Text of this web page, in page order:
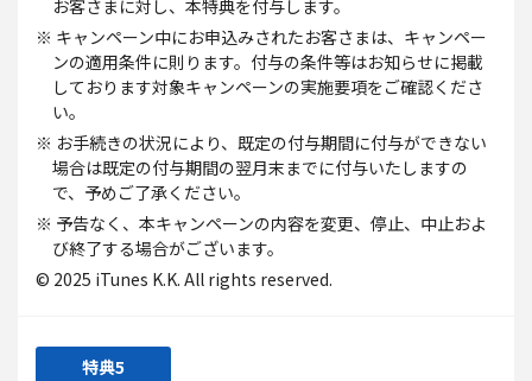
お客さまに対し、本特典を付与します。
※ キャンペーン中にお申込みされたお客さまは、キャンペー
ンの適用条件に則ります。付与の条件等はお知らせに掲載
しております対象キャンペーンの実施要項をご確認くださ
い。
※ お手続きの状況により、既定の付与期間に付与ができない
場合は既定の付与期間の翌月末までに付与いたしますの
で、予めご了承ください。
※ 予告なく、本キャンペーンの内容を変更、停止、中止およ
び終了する場合がございます。
© 2025 iTunes K.K. All rights reserved.
特典5